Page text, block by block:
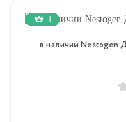
1
в наличии Nestogen